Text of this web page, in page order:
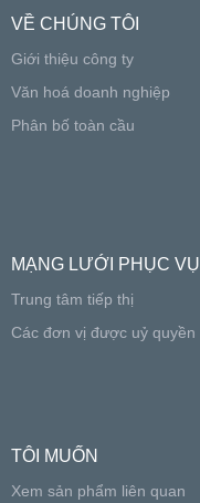
VỀ CHÚNG TÔI
Giới thiệu công ty
Văn hoá doanh nghiệp
Phân bố toàn cầu
MẠNG LƯỚI PHỤC VỤ
Trung tâm tiếp thị
Các đơn vị được uỷ quyền
TÔI MUỐN
Xem sản phẩm liên quan